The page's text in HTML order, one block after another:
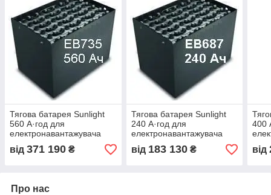
Тягова батарея Sunlight
560 А·год для
електронавантажувача
Є0735
від 371 190 ₴
Тягова батарея Sunlight
240 А·год для
електронавантажувача
ЄВ687
від 183 130₴
400
від
Про нас